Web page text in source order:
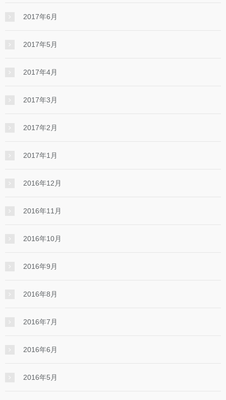
2017年6月
2017年5月
2017年4月
2017年3月
2017年2月
2017年1月
2016年12月
2016年11月
2016年10月
2016年9月
2016年8月
2016年7月
2016年6月
2016年5月